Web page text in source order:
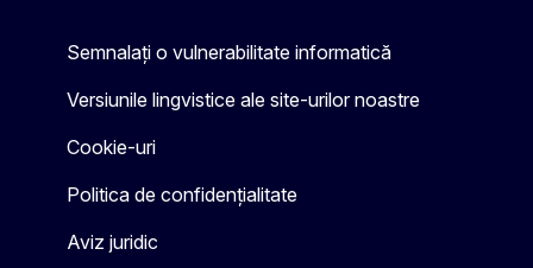
Semnalați o vulnerabilitate informatică
Versiunile lingvistice ale site-urilor noastre
Cookie-uri
Politica de confidențialitate
Aviz juridic